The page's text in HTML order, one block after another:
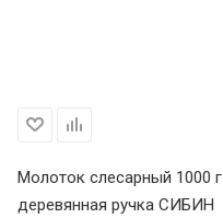
Молоток слесарный 1000 г
деревянная ручка СИБИН